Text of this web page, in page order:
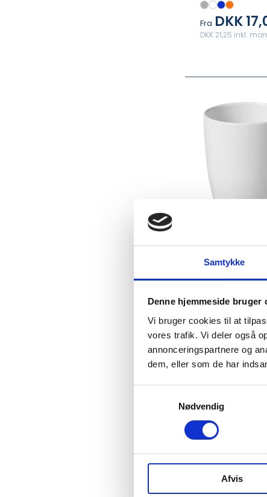
Samtykke
Denne hjemmeside bruger
Vi bruger cookies til at
vores trafik. Vi deler også
annonceringspartnere og
dem, eller som de har
Nødvendig
Afvis
Fra DKK
DKK 21,25 inkl.
Fra DKK
DKK 26,25 inkl.